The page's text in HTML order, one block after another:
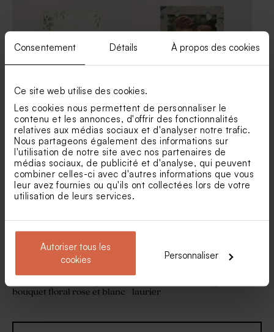
Consentement Détails À propos des cookies
Ce site web utilise des cookies.
Les cookies nous permettent de personnaliser le
contenu et les annonces, d'offrir des fonctionnalités
relatives aux médias sociaux et d'analyser notre trafic.
Nous partageons également des informations sur
l'utilisation de notre site avec nos partenaires de
médias sociaux, de publicité et d'analyse, qui peuvent
combiner celles-ci avec d'autres informations que vous
leur avez fournies ou qu'ils ont collectées lors de votre
utilisation de leurs services.
Autoriser tous les
cookies
Personnaliser
Panneau mariage fleurs de
printemps
Bombes à graines mariage et
son étui fleurs éparses
Etiquette prénoms mariage
fleurs éparses
Save the date mariage à
l'ombre des oliviers
Save the date mariage
eucalyptus et dorure
cuivrée
bouquet floral rose et blanc
laurier